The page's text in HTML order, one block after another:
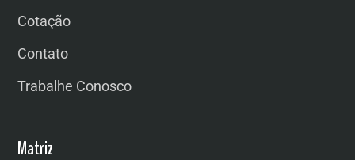
Cotação
Contato
Trabalhe Conosco
Matriz